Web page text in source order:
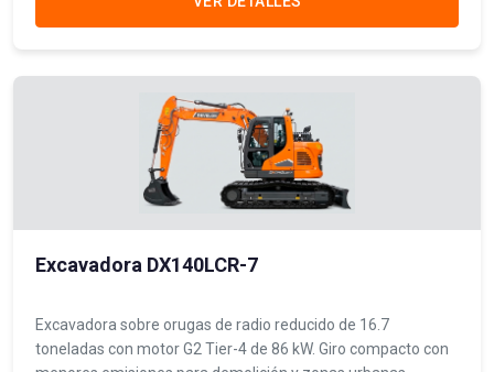
Excavadora DX140LCR-7
Excavadora sobre orugas de radio reducido de 16.7
toneladas con motor G2 Tier-4 de 86 kW. Giro compacto con